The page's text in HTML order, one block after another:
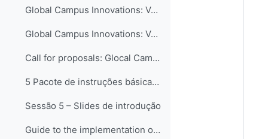
Global Campus Innovations: Volume III – Collaboration in Education and Training
Global Campus Innovations: Volume IV – Technology-enhanced Learning
Call for proposals: Glocal Campus Innovations 2nd edition
5 Pacote de instruções básicas para meteorologista...
Sessão 5 – Slides de introdução
Guide to the implementation of Education and Training Standards in Meteorology and Hydrology (WMO-No.1083) - EN, FR, ES